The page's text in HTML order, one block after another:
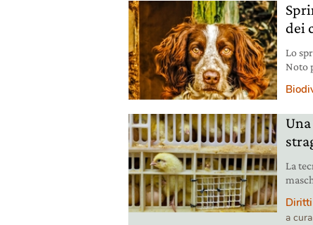
dei
Lo
Noto
La
a